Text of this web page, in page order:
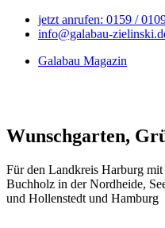
jetzt anrufen: 0159 /
info@galabau-
Galabau Magazin
Wunschgarten,
Für den Landkreis Harburg mit
Buchholz in der Nordheide,
und Hollenstedt und Hamburg